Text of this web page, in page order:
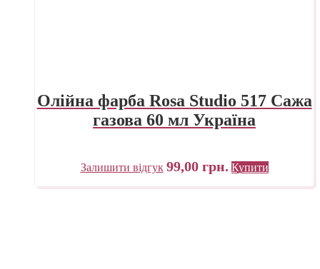
Олійна фарба Rosa Studio 517 Сажа
газова 60 мл Україна
Залишити відгук 99,00 грн. Купити